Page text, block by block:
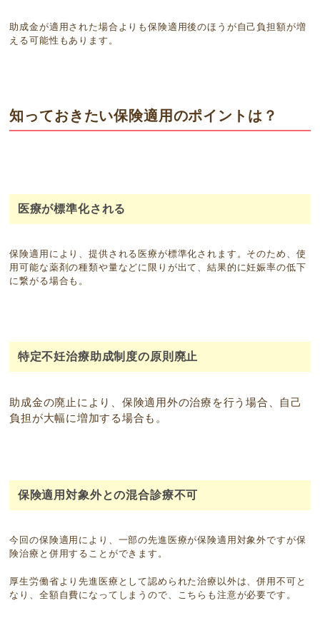
助成金が適用された場合よりも保険適用後のほうが自己負担額が増
える可能性もあります。
知っておきたい保険適用のポイントは？
医療が標準化される
保険適用により、提供される医療が標準化されます。そのため、使
用可能な薬剤の種類や量などに限りが出て、結果的に妊娠率の低下
に繋がる場合も。
特定不妊治療助成制度の原則廃止
助成金の廃止により、保険適用外の治療を行う場合、自己
負担が大幅に増加する場合も。
保険適用対象外との混合診療不可
今回の保険適用により、一部の先進医療が保険適用対象外ですが保
険治療と併用することができます。
厚生労働省より先進医療として認められた治療以外は、併用不可と
なり、全額自費になってしまうので、こちらも注意が必要です。